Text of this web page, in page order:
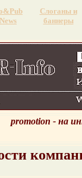
News
Слоганы и
баннеры
promotion - на